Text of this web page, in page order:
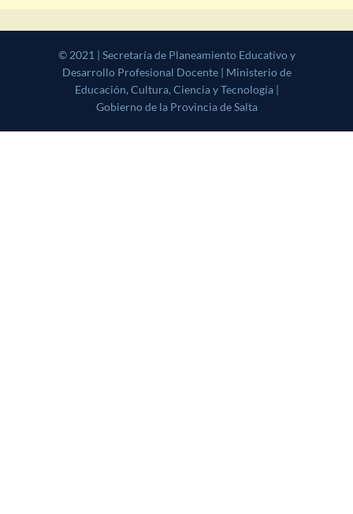
© 2021 | Secretaría de Planeamiento Educativo y Desarrollo
Profesional Docente | Ministerio de Educación, Cultura, Ciencia y
Tecnología | Gobierno de la Provincia de Salta|CoverNews
themes.